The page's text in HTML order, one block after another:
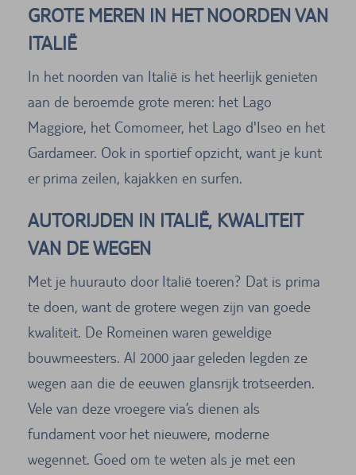
GROTE MEREN IN HET NOORDEN VAN
ITALIË
In het noorden van Italië is het heerlijk genieten
aan de beroemde grote meren: het Lago
Maggiore, het Comomeer, het Lago d'Iseo en het
Gardameer. Ook in sportief opzicht, want je kunt
er prima zeilen, kajakken en surfen.
AUTORIJDEN IN ITALIË, KWALITEIT
VAN DE WEGEN
Met je huurauto door Italië toeren? Dat is prima
te doen, want de grotere wegen zijn van goede
kwaliteit. De Romeinen waren geweldige
bouwmeesters. Al 2000 jaar geleden legden ze
wegen aan die de eeuwen glansrijk trotseerden.
Vele van deze vroegere via’s dienen als
fundament voor het nieuwere, moderne
wegennet. Goed om te weten als je met een